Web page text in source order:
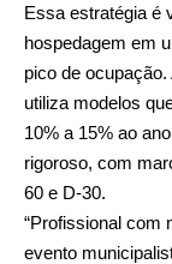
Essa estratégia é
hospedagem em
pico de
utiliza modelos
10% a 15% ao
rigoroso, com
60 e D-30.
“Profissional com
evento